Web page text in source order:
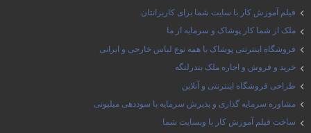
فیلم آموزش کار با سایت شما برای کاربرانتان
ملک از شما کار پوشاک و سرمایه از ما
فروشگاه اینترنتی پوشاک با همه نوع لباس خارجی و ایرانی
خرید و فروش و اجاره ملک بندرلنگه
طراحی فروشگاه اینترنتی و آنلاین
مشاوره سرمایه گذاری و پذیرش سرمایه با سوددهی میلیونی
ساخت فیلم آموزش کار با وبسایت شما